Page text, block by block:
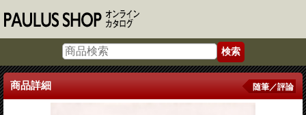
商品詳細 随筆／評論